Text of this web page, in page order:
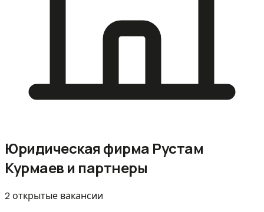
Юридическая фирма Рустам
Курмаев и партнеры
2 открытые вакансии